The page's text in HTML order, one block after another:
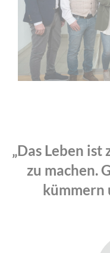
„Das Leben ist
zu machen.
kümmern